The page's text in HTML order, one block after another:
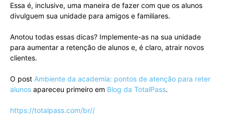
Essa é, inclusive, uma maneira de fazer com que os alunos
divulguem sua unidade para amigos e familiares.
Anotou todas essas dicas? Implemente-as na sua unidade
para aumentar a retenção de alunos e, é claro, atrair novos
clientes.
O post Ambiente da academia: pontos de atenção para reter
alunos apareceu primeiro em Blog da TotalPass.
https://totalpass.com/br//